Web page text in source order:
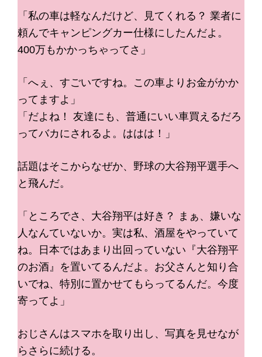
「私の車は軽なんだけど、見てくれる？ 業者に
頼んでキャンピングカー仕様にしたんだよ。
400万もかかっちゃってさ」
「へぇ、すごいですね。この車よりお金がかか
ってますよ」
「だよね！ 友達にも、普通にいい車買えるだろ
ってバカにされるよ。ははは！」
話題はそこからなぜか、野球の大谷翔平選手へ
と飛んだ。
「ところでさ、大谷翔平は好き？ まぁ、嫌いな
人なんていないか。実は私、酒屋をやっていて
ね。日本ではあまり出回っていない『大谷翔平
のお酒』を置いてるんだよ。お父さんと知り合
いでね、特別に置かせてもらってるんだ。今度
寄ってよ」
おじさんはスマホを取り出し、写真を見せなが
らさらに続ける。